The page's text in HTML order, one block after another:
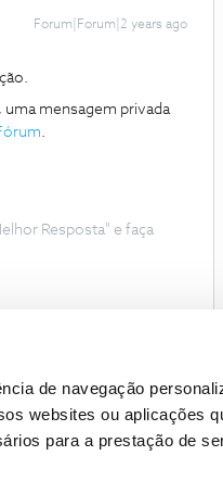
de navegação
websites ou aplicações
para a prestação de
Forum|Forum|2 years ago
mensagem privada
.
Resposta" e faça